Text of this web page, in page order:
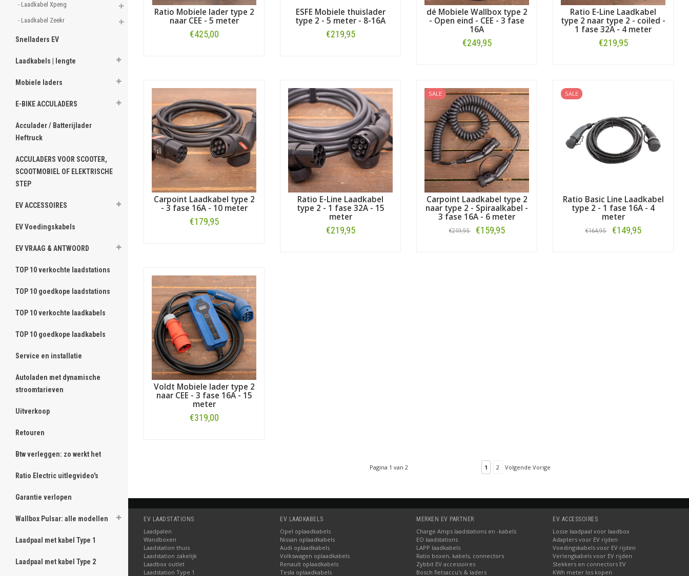
- Laadkabel Xpeng
- Laadkabel Zeekr
Snelladers EV
Laadkabels | lengte
Mobiele laders
E-BIKE ACCULADERS
Acculader / Batterijlader
Heftruck
ACCULADERS VOOR SCOOTER,
SCOOTMOBIEL OF ELEKTRISCHE
STEP
EV ACCESSOIRES
EV Voedingskabels
EV VRAAG & ANTWOORD
TOP 10 verkochte laadstations
TOP 10 goedkope laadstations
TOP 10 verkochte laadkabels
TOP 10 goedkope laadkabels
Service en installatie
Autoladen met dynamische
stroomtarieven
Uitverkoop
Retouren
Btw verleggen: zo werkt het
Ratio Electric uitlegvideo's
Garantie verlopen
Wallbox Pulsar: alle modellen
Laadpaal met kabel Type 1
Laadpaal met kabel Type 2
Ratio Mobiele lader type 2
naar CEE - 5 meter
€425,00
ESFE Mobiele thuislader
type 2 - 5 meter - 8-16A
€219,95
dé Mobiele Wallbox type 2
- Open eind - CEE - 3 fase
16A
€249,95
Ratio E-Line Laadkabel
type 2 naar type 2 - coiled -
1 fase 32A - 4 meter
€219,95
Carpoint Laadkabel type 2
- 3 fase 16A - 10 meter
€179,95
Ratio E-Line Laadkabel
type 2 - 1 fase 32A - 15
meter
€219,95
SALE
Carpoint Laadkabel type 2
naar type 2 - Spiraalkabel -
3 fase 16A - 6 meter
€219,95 €159,95
SALE
Ratio Basic Line Laadkabel
type 2 - 1 fase 16A - 4
meter
€164,95 €149,95
Voldt Mobiele lader type 2
naar CEE - 3 fase 16A - 15
meter
€319,00
Pagina 1 van 2 1 2 Volgende Vorige
EV LAADSTATIONS
Laadpalen
Wandboxen
Laadstation thuis
Laadstation zakelijk
Laadbox outlet
Laadstation Type 1
EV LAADKABELS
Opel oplaadkabels
Nissan oplaadkabels
Audi oplaadkabels
Volkswagen oplaadkabels
Renault oplaadkabels
Tesla oplaadkabels
MERKEN EV PARTNER
Charge Amps laadstations en -kabels
EO laadstations
LAPP laadkabels
Ratio boxen, kabels, connectors
Zybbit EV accessoires
Bosch fietsaccu's & laders
EV ACCESSOIRES
Losse laadpaal voor laadbox
Adapters voor EV rijden
Voedingskabels voor EV rijden
Verlengkabels voor EV rijden
Stekkers en connectors EV
KWh meter los kopen